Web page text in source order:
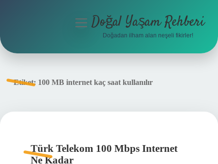
menüyüDoğal Yaşam Rehberi
Doğadan ilham alan neşeli fikirler!
Etiket: 100 MB internet kaç saat kullanılır
Türk Telekom 100 Mbps Internet
Ne Kadar